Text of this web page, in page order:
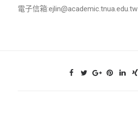
電子信箱:ejlin@academic.tnua.edu.tw